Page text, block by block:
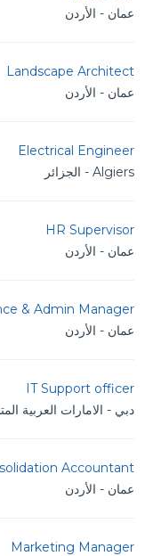
عمان - الأردن
Landscape Architect
عمان - الأردن
Electrical Engineer
Algiers - الجزائر
HR Supervisor
عمان - الأردن
& Admin Manager
عمان - الأردن
IT Support officer
دبي - الامارات العربية
Accountant
عمان - الأردن
Marketing Manager